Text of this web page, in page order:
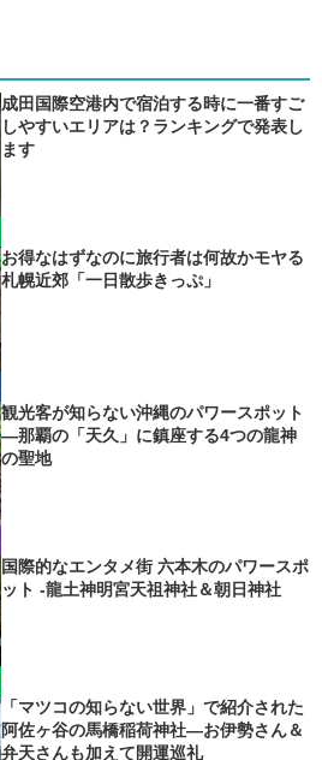
成田国際空港内で宿泊する時に一番すご
しやすいエリアは？ランキングで発表し
ます
お得なはずなのに旅行者は何故かモヤる
札幌近郊「一日散歩きっぷ」
観光客が知らない沖縄のパワースポット
―那覇の「天久」に鎮座する4つの龍神
の聖地
国際的なエンタメ街 六本木のパワースポ
ット -龍土神明宮天祖神社＆朝日神社
「マツコの知らない世界」で紹介された
阿佐ヶ谷の馬橋稲荷神社―お伊勢さん＆
弁天さんも加えて開運巡礼